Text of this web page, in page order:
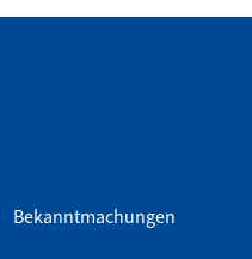
Bekanntmachungen